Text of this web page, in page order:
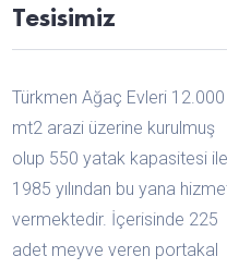
Tesisimiz
Türkmen Ağaç Evleri 12.000
mt2 arazi üzerine kurulmuş
olup 550 yatak kapasitesi ile
1985 yılından bu yana
vermektedir. İçerisinde 225
adet meyve veren portakal